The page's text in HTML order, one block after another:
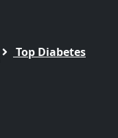
Top Diabetes